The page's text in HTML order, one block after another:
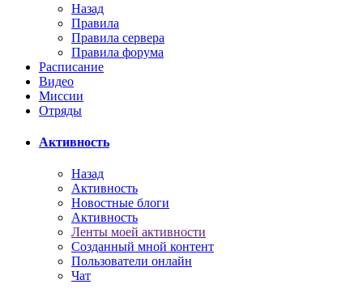
Назад
Правила
Правила сервера
Правила форума
Расписание
Видео
Миссии
Отряды
Активность
Назад
Активность
Новостные блоги
Активность
Ленты моей активности
Созданный мной контент
Пользователи онлайн
Чат